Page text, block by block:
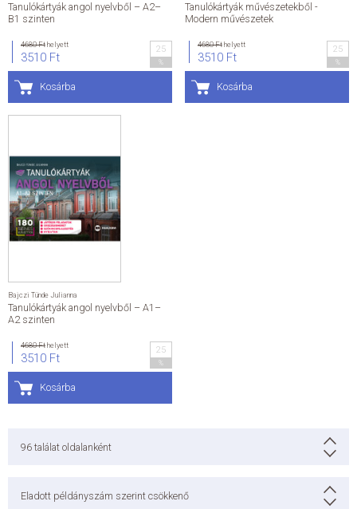
Tanulókártyák angol nyelvből – A2–
B1 szinten
4680 Fthelyett
3510 Ft
25
Kosárba
Tanulókártyák művészetekből -
Modern művészetek
4680 Fthelyett
3510 Ft
25
Kosárba
Bajczi Tünde Julianna
Tanulókártyák angol nyelvből – A1–
A2 szinten
4680 Fthelyett
3510 Ft
25
Kosárba
96 találat oldalanként
Eladott példányszám szerint csökkenő